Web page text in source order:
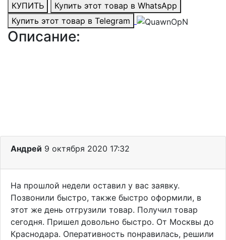
КУПИТЬ
Купить этот товар в WhatsApp
Купить этот товар в Telegram
Описание:
Андрей 9 октября 2020 17:32
На прошлой недели оставил у вас заявку.
Позвонили быстро, также быстро оформили, в
этот же день отгрузили товар. Получил товар
сегодня. Пришел довольно быстро. От Москвы до
Краснодара. Оперативность понравилась, решили